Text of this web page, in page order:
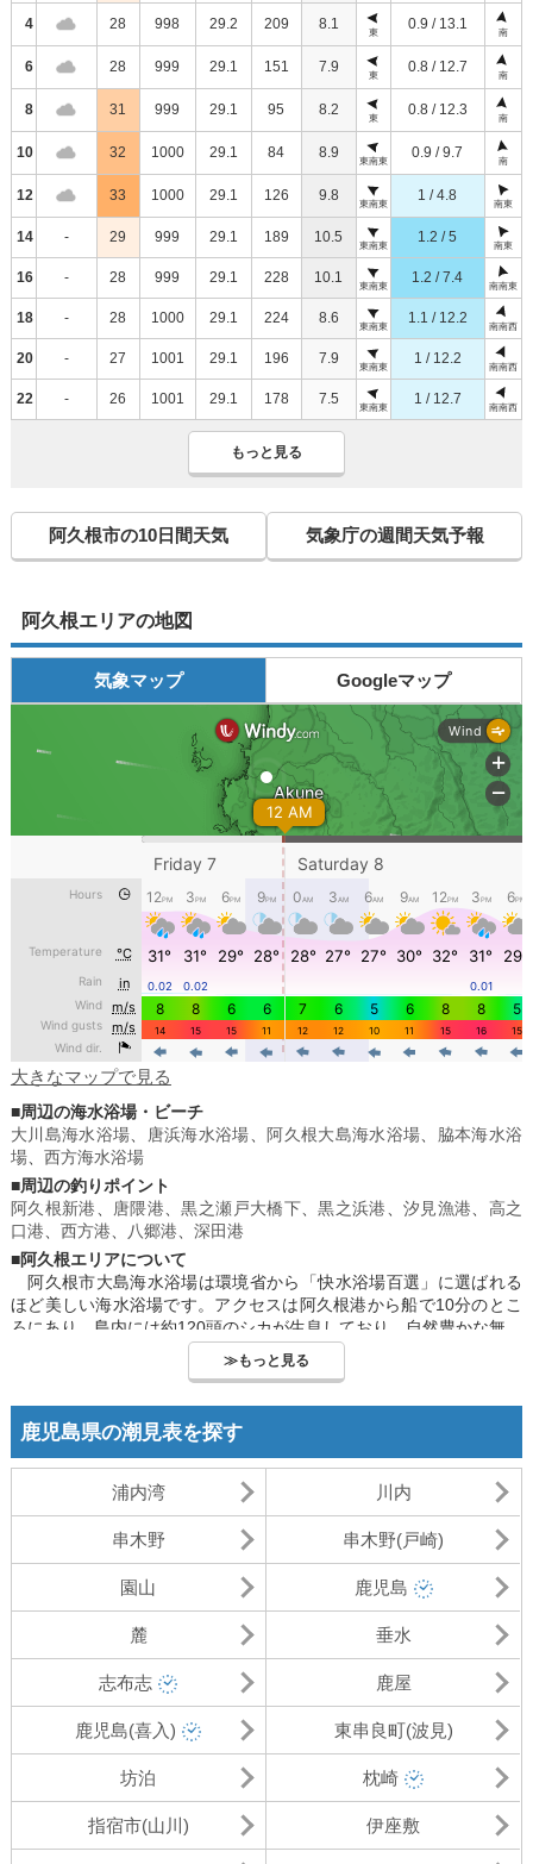
4 28 998 29.2 209 8.1
東
0.9 / 13.1
南
6 28 999 29.1 151 7.9
東
0.8 / 12.7
南
8 31 999 29.1 95 8.2
東
0.8 / 12.3
南
10 32 1000 29.1 84 8.9
東南東
0.9 / 9.7
南
12 33 1000 29.1 126 9.8
東南東
1 / 4.8
南東
14 - 29 999 29.1 189 10.5
東南東
1.2 / 5
南東
16 - 28 999 29.1 228 10.1
東南東
1.2 / 7.4
南南東
18 - 28 1000 29.1 224 8.6
東南東
1.1 / 12.2
南南西
20 - 27 1001 29.1 196 7.9
東南東
1 / 12.2
南南西
22 - 26 1001 29.1 178 7.5
東南東
1 / 12.7
南南西
もっと見る
阿久根市の10日間天気 気象庁の週間天気予報
阿久根エリアの地図
気象マップ Googleマップ
大きなマップで見る
■周辺の海水浴場・ビーチ
大川島海水浴場
唐浜海水浴場 阿久根大島海水浴場
脇本海水浴
場、 西方海水浴場
■周辺の釣りポイント
阿久根新港
唐隈港 、黒之瀬戸大橋下、黒之浜港 、汐見漁港
高之
口港
西方港 八郷港
深田港
■阿久根エリアについて
阿久根市大島海水浴場は環境省から「快水浴場百選」に選ばれる
ほど美しい海水浴場です。アクセスは阿久根港から船で10分のとこ
ろにあり、島内には約120頭のシカが生息しており、自然豊かな無人
島です。マリンブルーの海でサーフィンを楽しむことが出来ます。
脇本海水浴場は、白い砂浜が約３km続く遠浅の海水浴場です。こ
質となっています。アクセスは、鹿児島空港から薩肥おれんじ鉄道
折口駅までで約1時間40分かかり、そこから徒歩で10分のところに
あります。多少時間はかかりますが、一度は訪れておきたい海水浴
大川島海水浴場は、市街地から南へ車で10分のところにあり、白
浜が広がる遠浅の海岸沿いになっています。マリンスポーツや磯釣
りを楽しめるので、海の遊びに関しては事欠きません。ボトムはサ
ンドで、穏やかな波質となっており、サーフィン初心者でも十分楽
しめる海水浴場です。
阿久根市は主にイカ釣りが多く、9月～12月がイカ釣りのオススメ
の時期となっています。脇本海水浴場では、キス釣りや潮干狩りを
連れでゆっくり釣りを楽しめることが出来ます。
≫もっと見る
鹿児島県の潮見表を探す
浦内湾 川内
串木野 串木野(戸崎)
園山 鹿児島
麓 垂水
志布志 鹿屋
鹿児島(喜入) 東串良町(波見)
坊泊 枕崎
指宿市(山川) 伊座敷